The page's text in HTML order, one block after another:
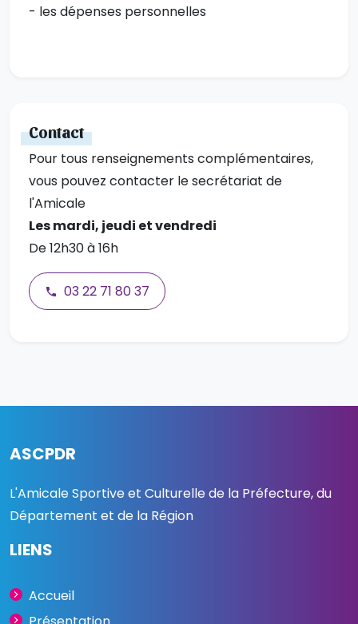
- les dépenses personnelles
Contact
Pour tous renseignements complémentaires,
vous pouvez contacter le secrétariat de
l'Amicale
Les mardi, jeudi et vendredi
De 12h30 à 16h
03 22 71 80 37
ASCPDR
L'Amicale Sportive et Culturelle de la Préfecture, du
Département et de la Région
LIENS
Accueil